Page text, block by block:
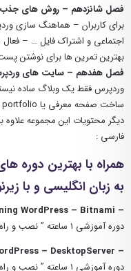
فصل شانزدهم – روش های
برای کاربران – هماهنگ سازی
بهترین تمرین ها برای نوشتن
فصل هفدهم – سایت های
وردپرس فقط یک وبلاگ ساده
ساخت صفحه معرفی یا portfolio در وردپرس
دیگر محتویات این مجموعه
فارسی :
به زبان انگلیسی و با
– Lynda – Installing and Running WordPress – Bitnami
دوره آموزشی ۱ ساعته ” نصب و راه اندازی وردپرس در بیت نامی”
– Lynda – Installing and Running WordPress – DesktopServer
دوره آموزشی ۱ ساعته ” نصب و راه اندازی وردپرس در دسکتاپ سرور”